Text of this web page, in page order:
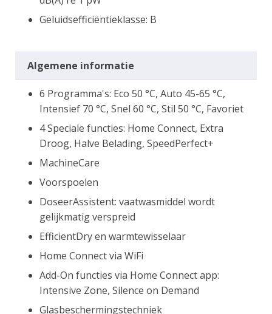
Geluidsefficiëntieklasse: B
Algemene informatie
6 Programma's: Eco 50 °C, Auto 45-65 °C,
Intensief 70 °C, Snel 60 °C, Stil 50 °C, Favoriet
4 Speciale functies: Home Connect, Extra
Droog, Halve Belading, SpeedPerfect+
MachineCare
Voorspoelen
DoseerAssistent: vaatwasmiddel wordt
gelijkmatig verspreid
EfficientDry en warmtewisselaar
Home Connect via WiFi
Add-On functies via Home Connect app:
Intensive Zone, Silence on Demand
Glasbeschermingstechniek